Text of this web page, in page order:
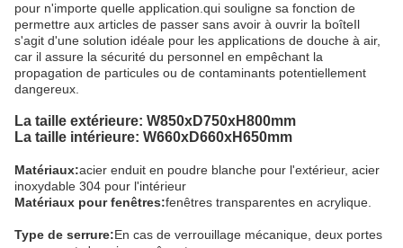
pour n'importe quelle application.qui souligne sa fonction de
permettre aux articles de passer sans avoir à ouvrir la boîteIl
s'agit d'une solution idéale pour les applications de douche à air,
car il assure la sécurité du personnel en empêchant la
propagation de particules ou de contaminants potentiellement
dangereux.
La taille extérieure: W850xD750xH800mm
La taille intérieure: W660xD660xH650mm
Matériaux:acier enduit en poudre blanche pour l'extérieur, acier
inoxydable 304 pour l'intérieur
Matériaux pour fenêtres:fenêtres transparentes en acrylique.
Type de serrure:En cas de verrouillage mécanique, deux portes